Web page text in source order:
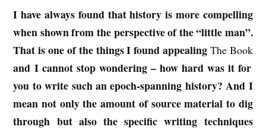
I have always found that history is more compelling
when shown from the perspective of the “little man”.
That is one of the things I found appealing The Book
and I cannot stop wondering – how hard was it for
you to write such an epoch-spanning history? And I
mean not only the amount of source material to dig
through but also the specific writing techniques